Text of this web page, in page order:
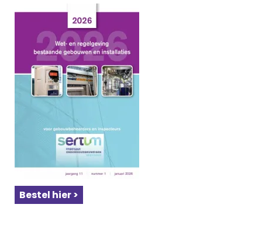
Bestel hier >